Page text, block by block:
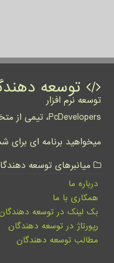
توسعه
توسعه نرم افزار
PcDevelopers، تیمی از متخصصان توسعه نرم افزار که ایده های شما را به واقعیت تبدیل نموده و کسب و کار شما را متحول می کنند.
میخواهید برنامه ای برای
میانبرهای توسعه
درباره ما
همکاری با ما
بک لینک در توسعه
رپورتاژ در توسعه دهندگان
مطالب توسعه دهندگان